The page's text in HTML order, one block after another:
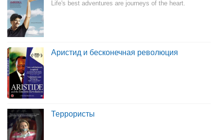
Life's best adventures are journeys of the heart.
Аристид и бесконечная революция
Террористы